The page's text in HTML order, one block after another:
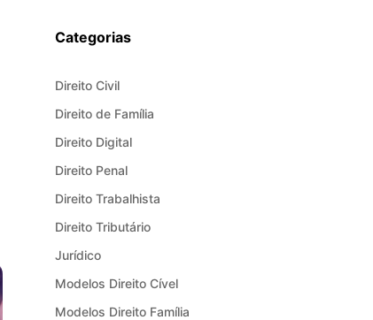
Categorias
Direito Civil
Direito de Família
Direito Digital
Direito Penal
Direito Trabalhista
Direito Tributário
Jurídico
Modelos Direito Cível
Modelos Direito Família